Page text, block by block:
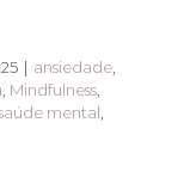
| ansiedade,
, Mindfulness,
mental,